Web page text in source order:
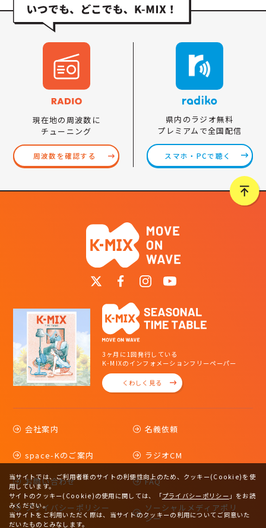
現在地の周波数に
チューニング
周波数を確認する
県内のラジオ無料
プレミアムで全国配信
スマホ・PCで聴く
3ヶ月に1回発行している
K-MIXのインフォメーションフリーペーパー
くわしく見る
会社案内 名義依頼
space-Kのご案内 ラジオCM
お問い合わせ FAQ
プライバシーポリシー
ソーシャルメディアポリ
シー
当サイトでは、ご利用者様のサイトの利便性向上のため、クッキー(Cookie)を使
用しています。
サイトのクッキー(Cookie)の使用に関しては、
「プライバシーポリシー 」をお読
みください。
当サイトをご利用いただく際は、当サイトのクッキーの利用についてご同意いた
だいたものとみなします。